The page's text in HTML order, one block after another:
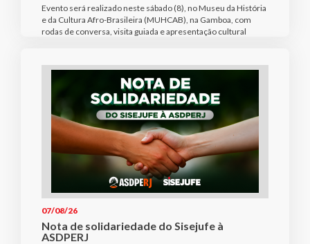
Evento será realizado neste sábado (8), no Museu da História
e da Cultura Afro-Brasileira (MUHCAB), na Gamboa, com
rodas de conversa, visita guiada e apresentação cultural
07/08/26
Nota de solidariedade do Sisejufe à
ASDPERJ